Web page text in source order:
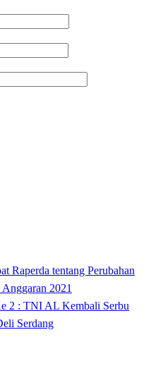
Raperda tentang Perubahan
2021
2 : TNI AL Kembali Serbu
Serdang